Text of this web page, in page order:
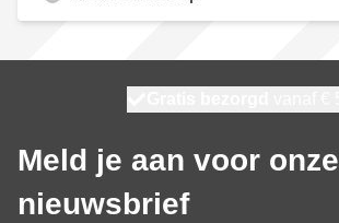
Meld je aan voor onze
nieuwsbrief